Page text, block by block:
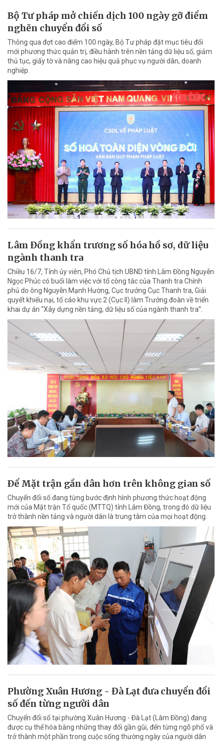
Bộ Tư pháp mở chiến dịch 100 ngày gỡ điểm
nghẽn chuyển đổi số
Thông qua đợt cao điểm 100 ngày, Bộ Tư pháp đặt mục tiêu đổi
mới phương thức quản trị, điều hành trên nền tảng dữ liệu số, giảm
thủ tục, giấy tờ và nâng cao hiệu quả phục vụ người dân, doanh
nghiệp.
Lâm Đồng khẩn trương số hóa hồ sơ, dữ liệu
ngành thanh tra
Chiều 16/7, Tỉnh ủy viên, Phó Chủ tịch UBND tỉnh Lâm Đồng Nguyễn
Ngọc Phúc có buổi làm việc với tổ công tác của Thanh tra Chính
phủ do ông Nguyễn Mạnh Hường, Cục trưởng Cục Thanh tra, Giải
quyết khiếu nại, tố cáo khu vực 2 (Cục II) làm Trưởng đoàn về triển
khai dự án “Xây dựng nền tảng, dữ liệu số của ngành thanh tra”.
Ðể Mặt trận gần dân hơn trên không gian số
Chuyển đổi số đang từng bước định hình phương thức hoạt động
mới của Mặt trận Tổ quốc (MTTQ) tỉnh Lâm Đồng, trong đó dữ liệu
trở thành nền tảng và người dân là trung tâm của mọi hoạt động.
Phường Xuân Hương - Đà Lạt đưa chuyển đổi
số đến từng người dân
Chuyển đổi số tại phường Xuân Hương - Đà Lạt (Lâm Đồng) đang
được cụ thể hóa bằng những thay đổi gần gũi, đến từng ngõ phố và
trở thành một phần trong cuộc sống thường ngày của người dân